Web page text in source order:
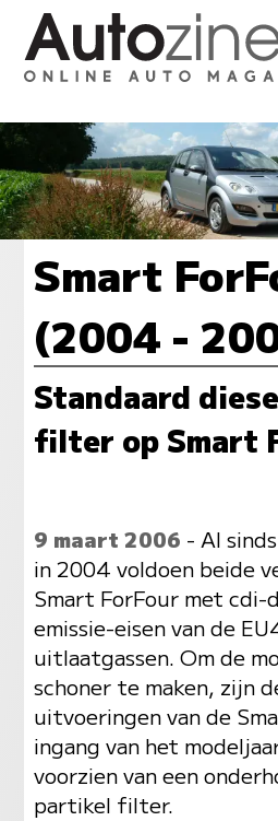
Smart
(2004 -
Standaard
filter op Smart
9 maart 2006 - Al
in 2004 voldoen beide
Smart ForFour met cdi-
emissie-eisen van de
uitlaatgassen. Om de
schoner te maken, zijn
uitvoeringen van de
ingang van het
voorzien van een
partikel filter.